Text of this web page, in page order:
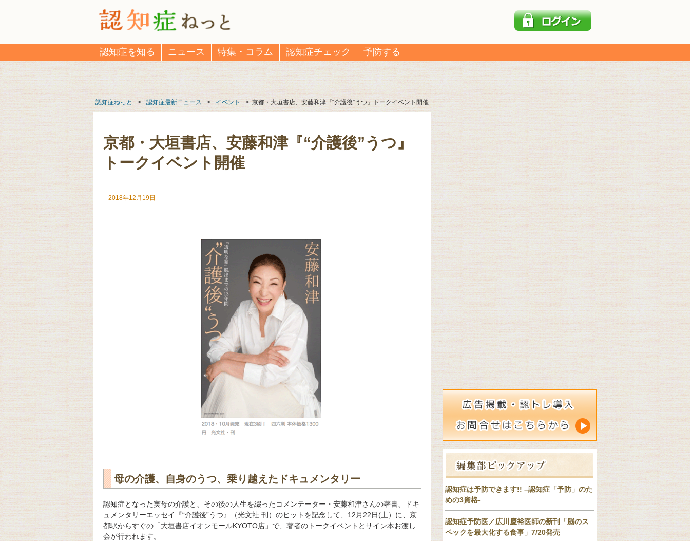
認知症を知る ニュース 特集・コラム 認知症チェック 予防する
認知症ねっと > 認知症最新ニュース > イベント > 京都・大垣書店、安藤和津『“介護後”うつ』トークイベント開催
京都・大垣書店、安藤和津『“介護後”うつ』
トークイベント開催
2018年12月19日
母の介護、自身のうつ、乗り越えたドキュメンタリー
認知症となった実母の介護と、その後の人生を綴ったコメンテーター・安藤和津さんの著書、ドキ
ュメンタリーエッセイ『“介護後”うつ』（光文社 刊）のヒットを記念して、12月22日(土）に、京
都駅からすぐの「大垣書店イオンモールKYOTO店」で、著者のトークイベントとサイン本お渡し
会が行われます。
認知症は予防できます!! –認知症「予防」のた
めの3資格-
認知症予防医／広川慶裕医師の新刊「脳のス
ペックを最大化する食事」7/20発売